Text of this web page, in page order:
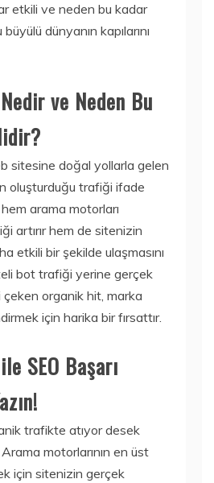
etkili ve neden bu kadar
dünyanın kapılarını
ve Neden Bu
sitesine doğal yollarla gelen
oluşturduğu trafiği ifade
arama motorları
artırır hem de sitenizin
etkili bir şekilde ulaşmasını
bot trafiği yerine gerçek
çeken organik hit, marka
için harika bir fırsattır.
SEO Başarı
trafikte atıyor desek
motorlarının en üst
için sitenizin gerçek